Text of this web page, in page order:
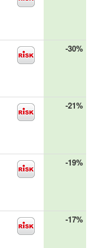
-30%
-21%
-19%
-17%